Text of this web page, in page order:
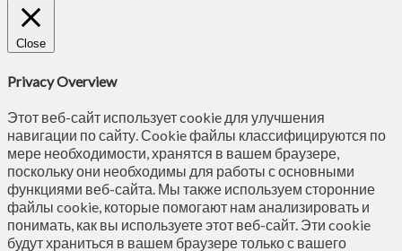
Close
Privacy Overview
Этот веб-сайт использует cookie для улучшения
навигации по сайту. Сookie файлы классифицируются по
мере необходимости, хранятся в вашем браузере,
поскольку они необходимы для работы с основными
функциями веб-сайта. Мы также используем сторонние
файлы cookie, которые помогают нам анализировать и
понимать, как вы используете этот веб-сайт. Эти cookie
будут храниться в вашем браузере только с вашего